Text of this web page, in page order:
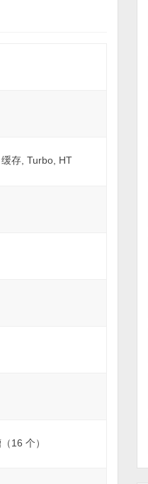
存, Turbo, HT
16 个）